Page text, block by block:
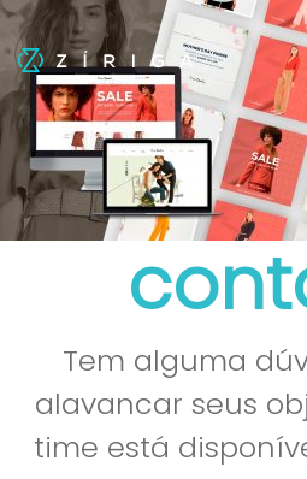
Tem alguma
alavancar seus
time está